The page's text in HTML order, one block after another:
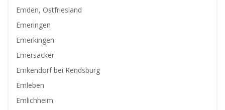
Emden, Ostfriesland
Emeringen
Emerkingen
Emersacker
Emkendorf bei Rendsburg
Emleben
Emlichheim